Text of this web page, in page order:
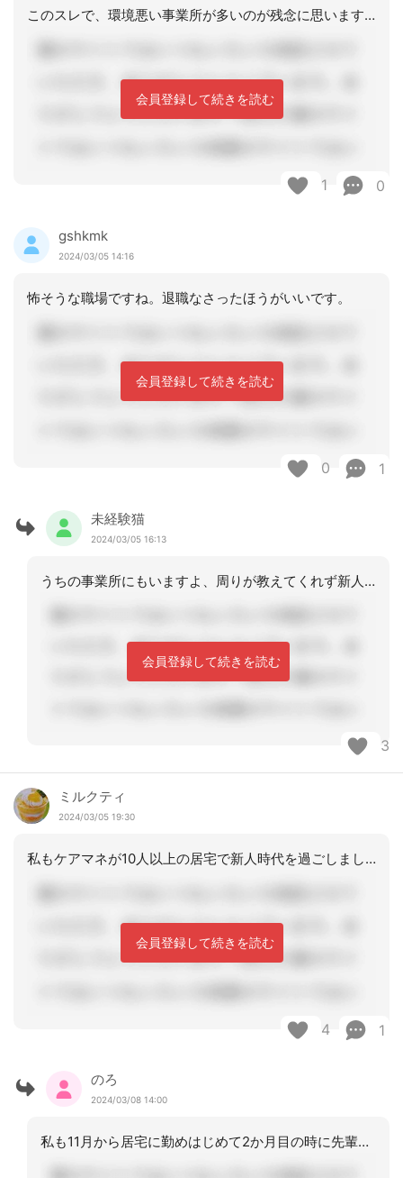
このスレで、環境悪い事業所が多いのが残念に思います。管理者や指導役が教えてくれな
会員登録して続きを読む
1 0
gshkmk
2024/03/05 14:16
怖そうな職場ですね。退職なさったほうがいいです。
会員登録して続きを読む
0 1
未経験猫
2024/03/05 16:13
うちの事業所にもいますよ、周りが教えてくれず新人時代自分がそうだったから多分教え
会員登録して続きを読む
3
ミルクティ
2024/03/05 19:30
私もケアマネが10人以上の居宅で新人時代を過ごしました。徹底的なパワハラにあい、
会員登録して続きを読む
4 1
のろ
2024/03/08 14:00
私も11月から居宅に勤めはじめて2か月目の時に先輩の主任ｹｱﾏﾈからｹｱﾏﾈ試験